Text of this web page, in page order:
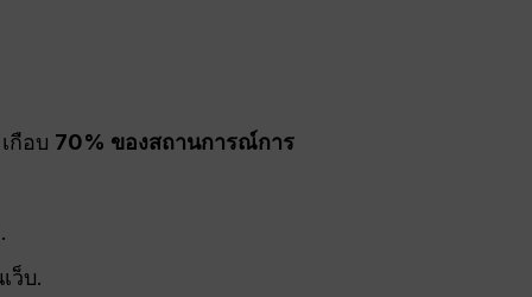
เกือบ 70% ของสถานการณ์การ
ว็บ.